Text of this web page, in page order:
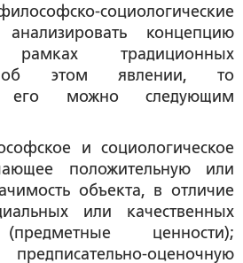
социологические
концепцию
традиционных
об этом явлении, то
его можно следующим
и социологическое
положительную или
объекта, в отличие
или качественных
ценности);
оценочную